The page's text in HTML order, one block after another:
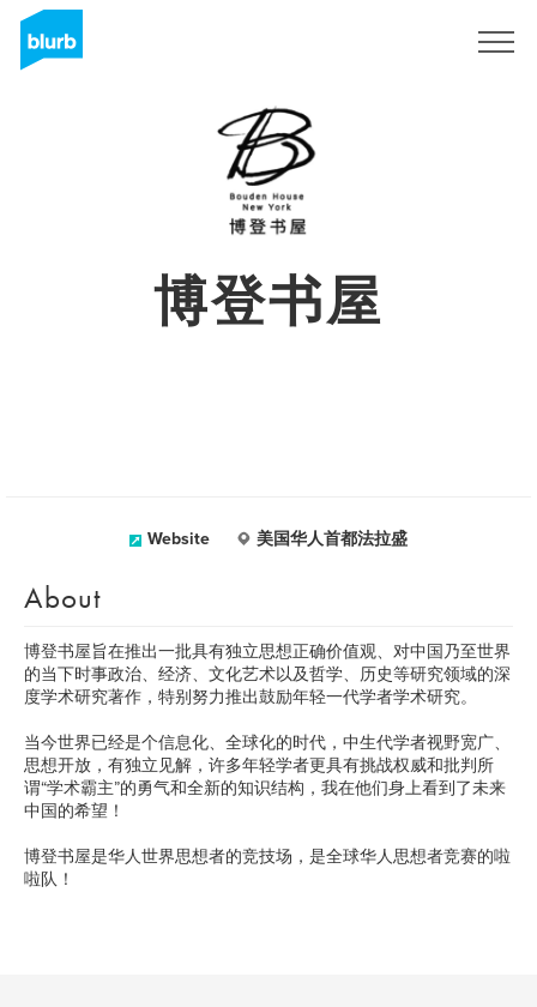
博登书屋
Website 美国华人首都法拉盛
About
博登书屋旨在推出一批具有独立思想正确价值观、对中国乃至世界
的当下时事政治、经济、文化艺术以及哲学、历史等研究领域的深
度学术研究著作，特别努力推出鼓励年轻一代学者学术研究。
当今世界已经是个信息化、全球化的时代，中生代学者视野宽广、
思想开放，有独立见解，许多年轻学者更具有挑战权威和批判所
谓“学术霸主”的勇气和全新的知识结构，我在他们身上看到了未来
中国的希望！
博登书屋是华人世界思想者的竞技场，是全球华人思想者竞赛的啦
啦队！